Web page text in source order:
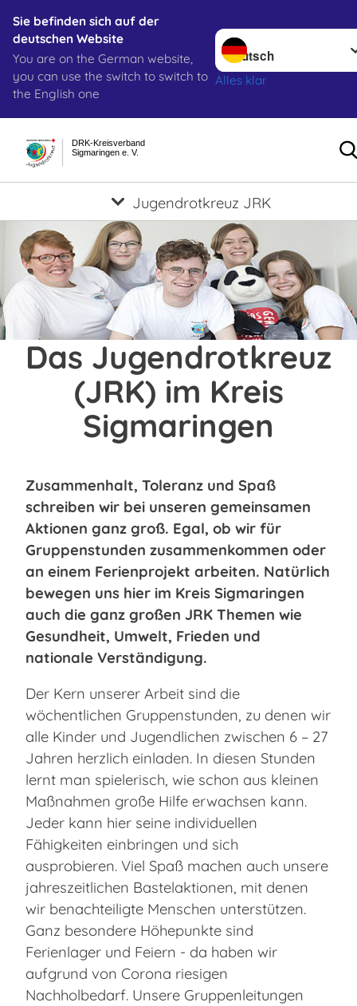
Sie befinden sich auf der
deutschen Website
You are on the German website,
you can use the switch to switch to
the English one
Sprache wechseln zu
Alles klar
Sigmaringen e. V.
DRK-Kreisverband
Jugendrotkreuz JRK
Das Jugendrotkreuz
(JRK) im Kreis
Sigmaringen
Zusammenhalt, Toleranz und Spaß
schreiben wir bei unseren gemeinsamen
Aktionen ganz groß. Egal, ob wir für
Gruppenstunden zusammenkommen oder
an einem Ferienprojekt arbeiten. Natürlich
bewegen uns hier im Kreis Sigmaringen
auch die ganz großen JRK Themen wie
Gesundheit, Umwelt, Frieden und
nationale Verständigung.
Der Kern unserer Arbeit sind die
wöchentlichen Gruppenstunden, zu denen wir
alle Kinder und Jugendlichen zwischen 6 – 27
Jahren herzlich einladen. In diesen Stunden
lernt man spielerisch, wie schon aus kleinen
Maßnahmen große Hilfe erwachsen kann.
Jeder kann hier seine individuellen
Fähigkeiten einbringen und sich
ausprobieren. Viel Spaß machen auch unsere
jahreszeitlichen Bastelaktionen, mit denen
wir benachteiligte Menschen unterstützen.
Ganz besondere Höhepunkte sind
Ferienlager und Feiern - da haben wir
aufgrund von Corona riesigen
Nachholbedarf. Unsere Gruppenleitungen